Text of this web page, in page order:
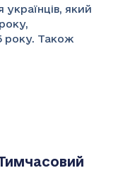
який
року. Також